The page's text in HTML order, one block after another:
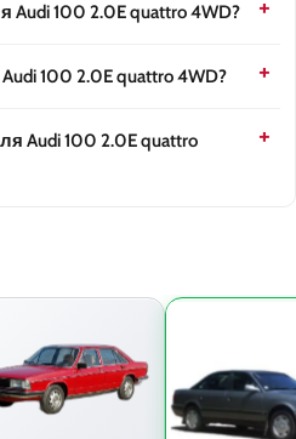
100 2.0E quattro 4WD?
100 2.0E quattro 4WD?
Audi 100 2.0E quattro